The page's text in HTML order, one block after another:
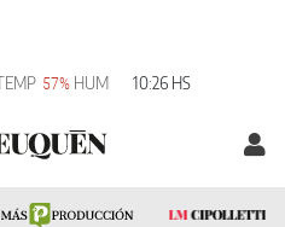
57% HUM 10:26 HS